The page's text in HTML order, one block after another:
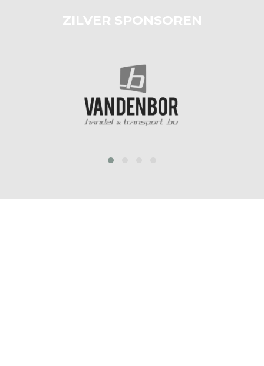
ZILVER SPONSOREN
prev